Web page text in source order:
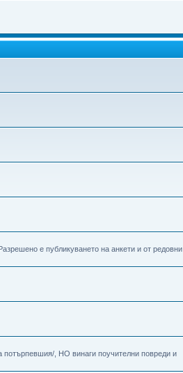
е публикуването на анкети и от редовни
потърпевшия/, НО винаги поучителни повреди и